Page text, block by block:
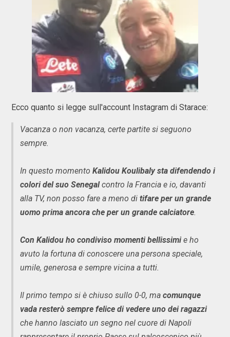
Ecco quanto si legge sull'account Instagram di Starace:
Vacanza o non vacanza, certe partite si seguono
sempre.
In questo momento Kalidou Koulibaly sta difendendo i
colori del suo Senegalcontro la Francia e io, davanti
alla TV, non posso fare a meno di tifare per un grande
uomo prima ancora che per un grande calciatore.
Con Kalidou ho condiviso momenti bellissimie ho
avuto la fortuna di conoscere una persona speciale,
umile, generosa e sempre vicina a tutti.
Il primo tempo si è chiuso sullo 0-0, ma comunque
vada resterò sempre felice di vedere uno dei ragazzi
che hanno lasciato un segno nel cuore di Napoli